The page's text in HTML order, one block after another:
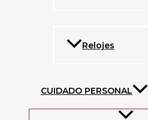
Relojes
CUIDADO PERSONAL